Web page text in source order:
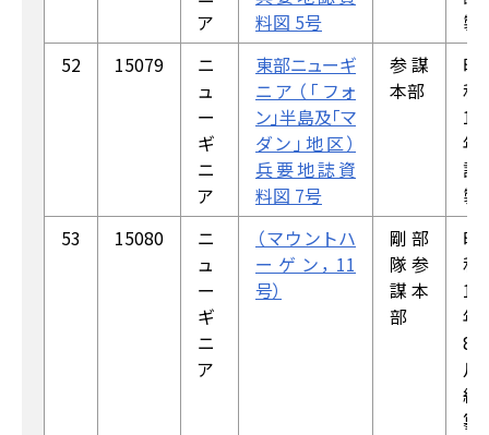
ア
料図 5号
製
52
15079
ニ
ュ
ー
ギ
ニ
ア
東部ニューギ
ニア（「フォ
ン」半島及「マ
ダン」地区）
兵要地誌資
料図 7号
参謀
本部
昭
和
18
年
調
製
53
15080
ニ
ュ
ー
ギ
ニ
ア
（マウントハ
ーゲン，11
号）
剛部
隊参
謀本
部
昭
和
18
年
8
月
編
纂